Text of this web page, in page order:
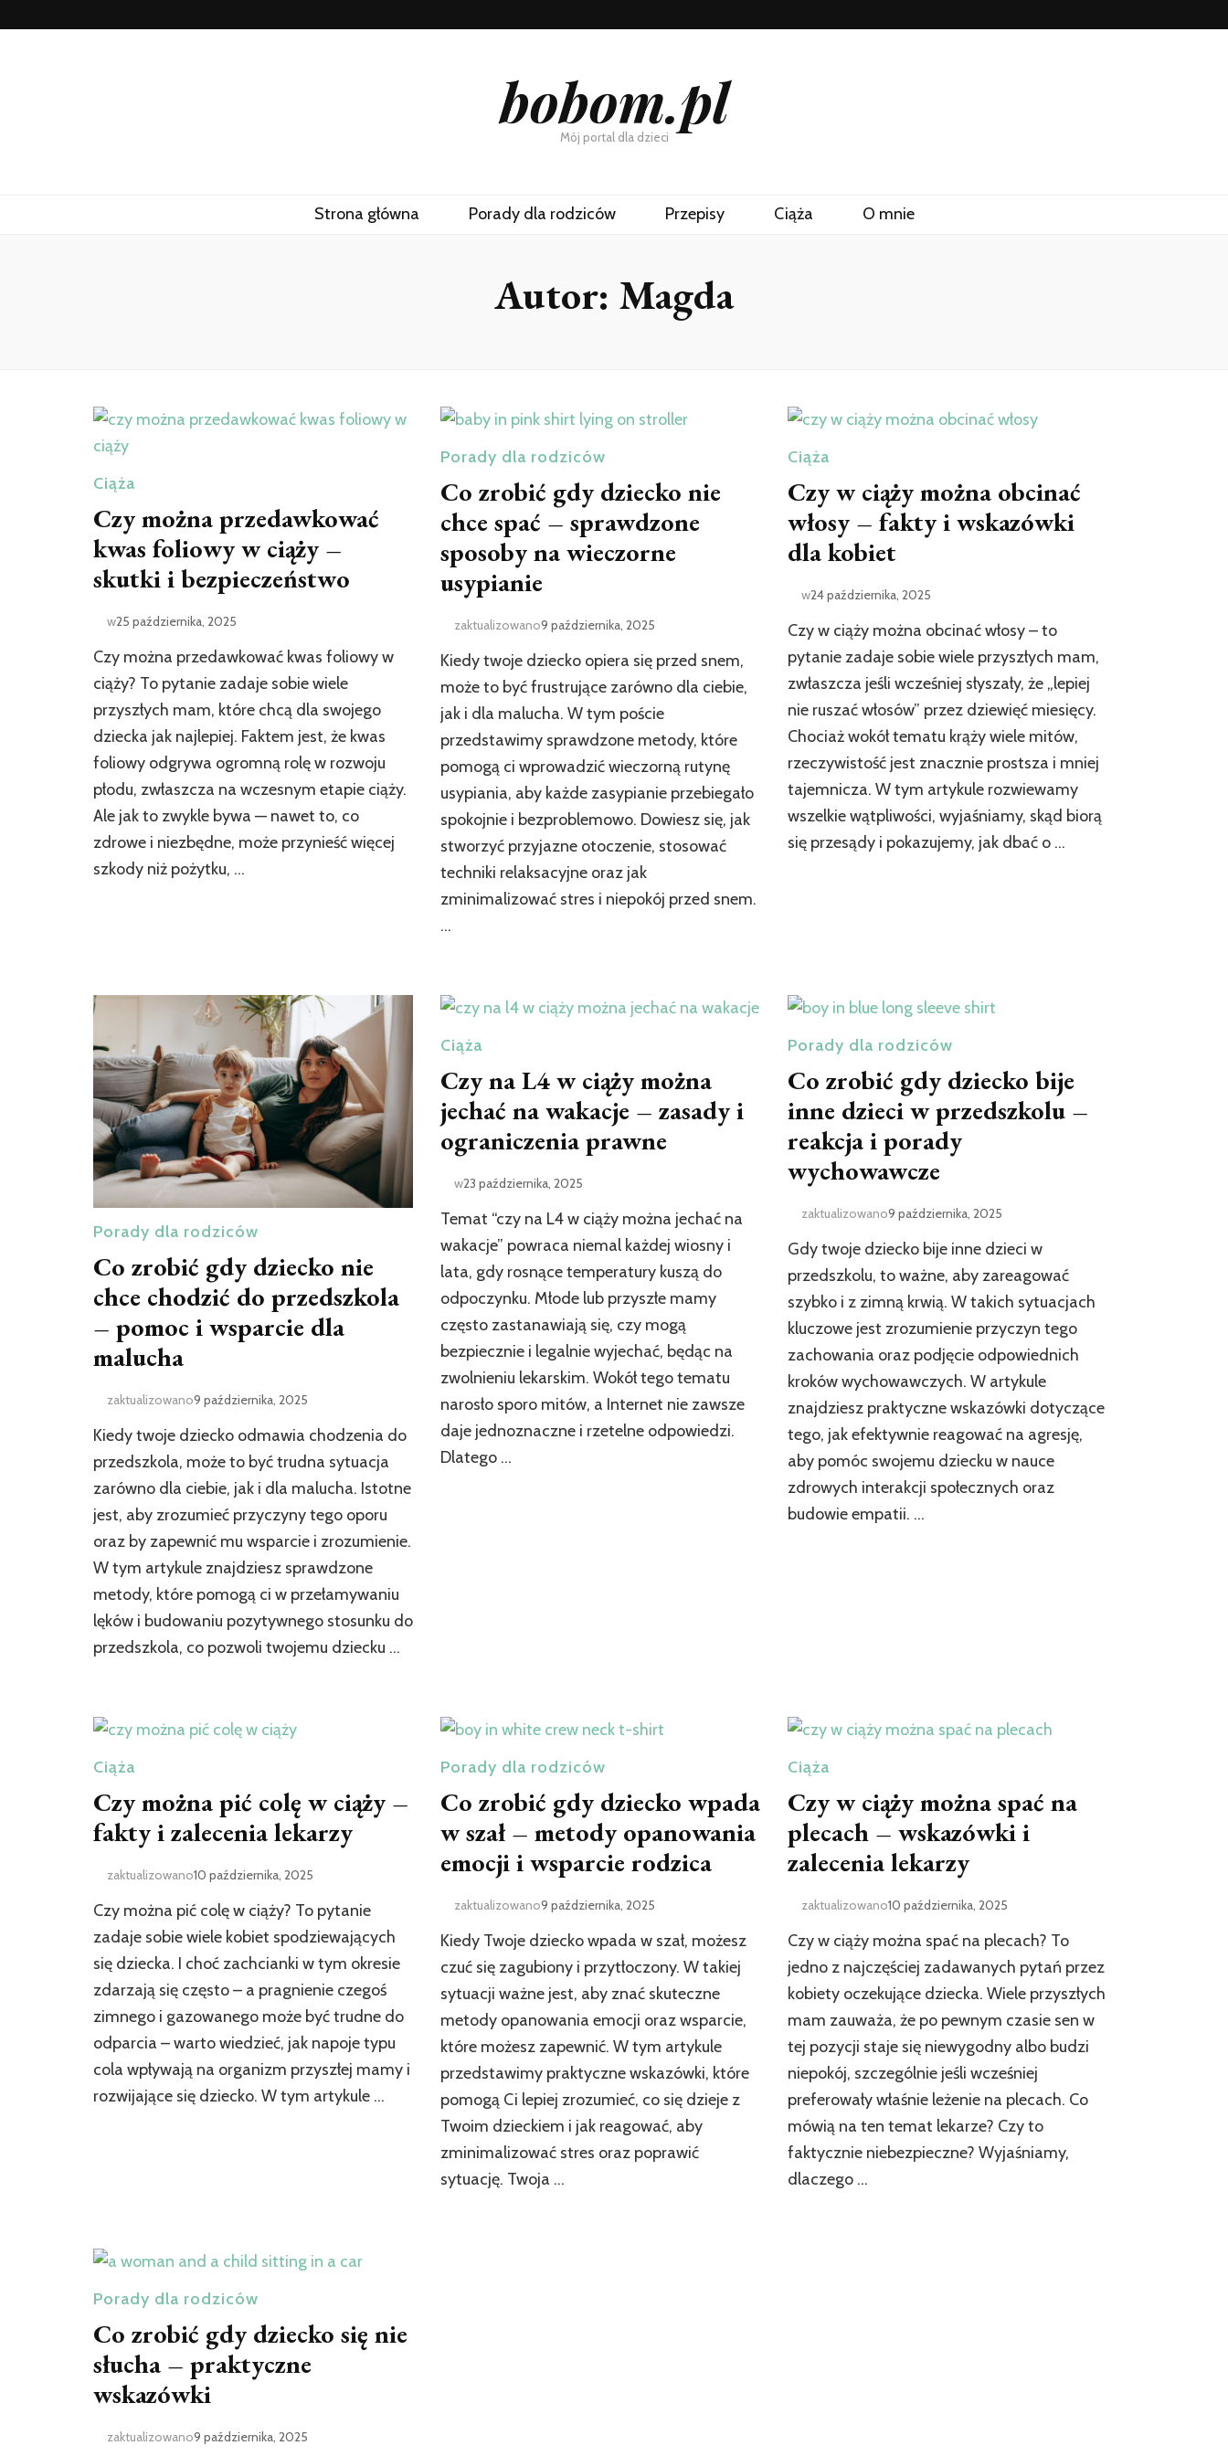
bobom.pl
Mój portal dla dzieci
Strona główna Porady dla rodziców Przepisy Ciąża O mnie
Autor: Magda
Ciąża
Czy można przedawkować
kwas foliowy w ciąży –
skutki i bezpieczeństwo
w25 października, 2025
Czy można przedawkować kwas foliowy w
ciąży? To pytanie zadaje sobie wiele
przyszłych mam, które chcą dla swojego
dziecka jak najlepiej. Faktem jest, że kwas
foliowy odgrywa ogromną rolę w rozwoju
płodu, zwłaszcza na wczesnym etapie ciąży.
Ale jak to zwykle bywa — nawet to, co
zdrowe i niezbędne, może przynieść więcej
szkody niż pożytku, …
Porady dla rodziców
Co zrobić gdy dziecko nie
chce spać – sprawdzone
sposoby na wieczorne
usypianie
zaktualizowano9 października, 2025
Kiedy twoje dziecko opiera się przed snem,
może to być frustrujące zarówno dla ciebie,
jak i dla malucha. W tym poście
przedstawimy sprawdzone metody, które
pomogą ci wprowadzić wieczorną rutynę
usypiania, aby każde zasypianie przebiegało
spokojnie i bezproblemowo. Dowiesz się, jak
stworzyć przyjazne otoczenie, stosować
techniki relaksacyjne oraz jak
zminimalizować stres i niepokój przed snem.
…
Ciąża
Czy w ciąży można obcinać
włosy – fakty i wskazówki
dla kobiet
w24 października, 2025
Czy w ciąży można obcinać włosy – to
pytanie zadaje sobie wiele przyszłych mam,
zwłaszcza jeśli wcześniej słyszały, że „lepiej
nie ruszać włosów” przez dziewięć miesięcy.
Chociaż wokół tematu krąży wiele mitów,
rzeczywistość jest znacznie prostsza i mniej
tajemnicza. W tym artykule rozwiewamy
wszelkie wątpliwości, wyjaśniamy, skąd biorą
się przesądy i pokazujemy, jak dbać o …
Porady dla rodziców
Co zrobić gdy dziecko nie
chce chodzić do przedszkola
– pomoc i wsparcie dla
malucha
zaktualizowano9 października, 2025
Kiedy twoje dziecko odmawia chodzenia do
przedszkola, może to być trudna sytuacja
zarówno dla ciebie, jak i dla malucha. Istotne
jest, aby zrozumieć przyczyny tego oporu
oraz by zapewnić mu wsparcie i zrozumienie.
W tym artykule znajdziesz sprawdzone
metody, które pomogą ci w przełamywaniu
lęków i budowaniu pozytywnego stosunku do
przedszkola, co pozwoli twojemu dziecku …
Ciąża
Czy na L4 w ciąży można
jechać na wakacje – zasady i
ograniczenia prawne
w23 października, 2025
Temat “czy na L4 w ciąży można jechać na
wakacje” powraca niemal każdej wiosny i
lata, gdy rosnące temperatury kuszą do
odpoczynku. Młode lub przyszłe mamy
często zastanawiają się, czy mogą
bezpiecznie i legalnie wyjechać, będąc na
zwolnieniu lekarskim. Wokół tego tematu
narosło sporo mitów, a Internet nie zawsze
daje jednoznaczne i rzetelne odpowiedzi.
Dlatego …
Porady dla rodziców
Co zrobić gdy dziecko bije
inne dzieci w przedszkolu –
reakcja i porady
wychowawcze
zaktualizowano9 października, 2025
Gdy twoje dziecko bije inne dzieci w
przedszkolu, to ważne, aby zareagować
szybko i z zimną krwią. W takich sytuacjach
kluczowe jest zrozumienie przyczyn tego
zachowania oraz podjęcie odpowiednich
kroków wychowawczych. W artykule
znajdziesz praktyczne wskazówki dotyczące
tego, jak efektywnie reagować na agresję,
aby pomóc swojemu dziecku w nauce
zdrowych interakcji społecznych oraz
budowie empatii. …
Ciąża
Czy można pić colę w ciąży –
fakty i zalecenia lekarzy
zaktualizowano10 października, 2025
Czy można pić colę w ciąży? To pytanie
zadaje sobie wiele kobiet spodziewających
się dziecka. I choć zachcianki w tym okresie
zdarzają się często – a pragnienie czegoś
zimnego i gazowanego może być trudne do
odparcia – warto wiedzieć, jak napoje typu
cola wpływają na organizm przyszłej mamy i
rozwijające się dziecko. W tym artykule …
Porady dla rodziców
Co zrobić gdy dziecko wpada
w szał – metody opanowania
emocji i wsparcie rodzica
zaktualizowano9 października, 2025
Kiedy Twoje dziecko wpada w szał, możesz
czuć się zagubiony i przytłoczony. W takiej
sytuacji ważne jest, aby znać skuteczne
metody opanowania emocji oraz wsparcie,
które możesz zapewnić. W tym artykule
przedstawimy praktyczne wskazówki, które
pomogą Ci lepiej zrozumieć, co się dzieje z
Twoim dzieckiem i jak reagować, aby
zminimalizować stres oraz poprawić
sytuację. Twoja …
Ciąża
Czy w ciąży można spać na
plecach – wskazówki i
zalecenia lekarzy
zaktualizowano10 października, 2025
Czy w ciąży można spać na plecach? To
jedno z najczęściej zadawanych pytań przez
kobiety oczekujące dziecka. Wiele przyszłych
mam zauważa, że po pewnym czasie sen w
tej pozycji staje się niewygodny albo budzi
niepokój, szczególnie jeśli wcześniej
preferowały właśnie leżenie na plecach. Co
mówią na ten temat lekarze? Czy to
faktycznie niebezpieczne? Wyjaśniamy,
dlaczego …
Porady dla rodziców
Co zrobić gdy dziecko się nie
słucha – praktyczne
wskazówki
zaktualizowano9 października, 2025